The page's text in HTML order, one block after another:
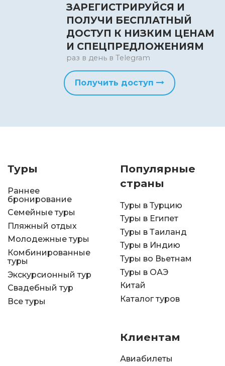
ЗАРЕГИСТРИРУЙСЯ И
ПОЛУЧИ БЕСПЛАТНЫЙ
ДОСТУП К НИЗКИМ ЦЕНАМ
И СПЕЦПРЕДЛОЖЕНИЯМ
раз в день в Telegram
Получить доступ
Туры
Раннее
бронирование
Семейные туры
Пляжный отдых
Молодежные туры
Комбинированные
туры
Экскурсионный тур
Свадебный тур
Все туры
Популярные
страны
Туры в Турцию
Туры в Египет
Туры в Таиланд
Туры в Индию
Туры во Вьетнам
Туры в ОАЭ
Китай
Каталог туров
Клиентам
Авиабилеты